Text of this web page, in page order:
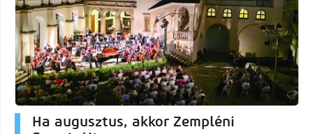
Ha augusztus, akkor Zempléni